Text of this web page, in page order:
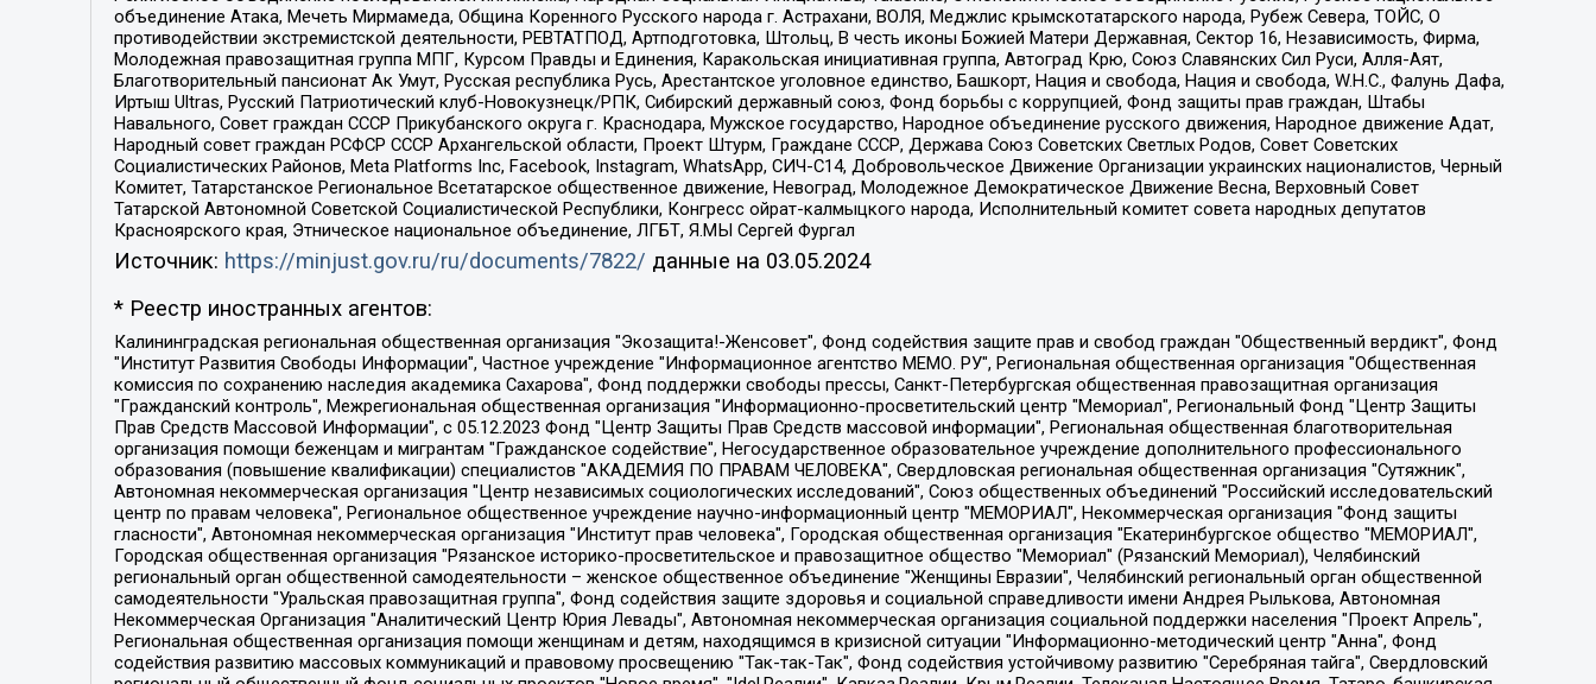
объединение Атака, Мечеть Мирмамеда, Община Коренного Русского народа г. Астрахани, ВОЛЯ, Меджлис крымскотатарского народа, Рубеж Севера, ТОЙС, О
противодействии экстремистской деятельности, РЕВТАТПОД, Артподготовка, Штольц, В честь иконы Божией Матери Державная, Сектор 16, Независимость, Фирма,
Молодежная правозащитная группа МПГ, Курсом Правды и Единения, Каракольская инициативная группа, Автоград Крю, Союз Славянских Сил Руси, Алля-Аят,
Благотворительный пансионат Ак Умут, Русская республика Русь, Арестантское уголовное единство, Башкорт, Нация и свобода, Нация и свобода, W.H.С., Фалунь Дафа,
Иртыш Ultras, Русский Патриотический клуб-Новокузнецк/РПК, Сибирский державный союз, Фонд борьбы с коррупцией, Фонд защиты прав граждан, Штабы
Навального, Совет граждан СССР Прикубанского округа г. Краснодара, Мужское государство, Народное объединение русского движения, Народное движение Адат,
Народный совет граждан РСФСР СССР Архангельской области, Проект Штурм, Граждане СССР, Держава Союз Советских Светлых Родов, Совет Советских
Социалистических Районов, Meta Platforms Inc, Facebook, Instagram, WhatsApp, СИЧ-С14, Добровольческое Движение Организации украинских националистов, Черный
Комитет, Татарстанское Региональное Всетатарское общественное движение, Невоград, Молодежное Демократическое Движение Весна, Верховный Совет
Татарской Автономной Советской Социалистической Республики, Конгресс ойрат-калмыцкого народа, Исполнительный комитет совета народных депутатов
Красноярского края, Этническое национальное объединение, ЛГБТ, Я.МЫ Сергей Фургал
Источник: https://minjust.gov.ru/ru/documents/7822/ данные на 03.05.2024
* Реестр иностранных агентов:
Калининградская региональная общественная организация "Экозащита!-Женсовет", Фонд содействия защите прав и свобод граждан "Общественный вердикт", Фонд "Институт Развития Свободы Информации", Частное учреждение "Информационное агентство МЕМО. РУ", Региональная общественная организация "Общественная комиссия по сохранению наследия академика Сахарова", Фонд поддержки свободы прессы, Санкт-Петербургская общественная правозащитная организация "Гражданский контроль", Межрегиональная общественная организация "Информационно-просветительский центр "Мемориал", Региональный Фонд "Центр Защиты Прав Средств Массовой Информации", с 05.12.2023 Фонд "Центр Защиты Прав Средств массовой информации", Региональная общественная благотворительная организация помощи беженцам и мигрантам "Гражданское содействие", Негосударственное образовательное учреждение дополнительного профессионального образования (повышение квалификации) специалистов "АКАДЕМИЯ ПО ПРАВАМ ЧЕЛОВЕКА", Свердловская региональная общественная организация "Сутяжник", Автономная некоммерческая организация "Центр независимых социологических исследований", Союз общественных объединений "Российский исследовательский центр по правам человека", Региональное общественное учреждение научно-информационный центр "МЕМОРИАЛ", Некоммерческая организация "Фонд защиты гласности", Автономная некоммерческая организация "Институт прав человека", Городская общественная организация "Екатеринбургское общество "МЕМОРИАЛ", Городская общественная организация "Рязанское историко-просветительское и правозащитное общество "Мемориал" (Рязанский Мемориал), Челябинский региональный орган общественной самодеятельности – женское общественное объединение "Женщины Евразии", Челябинский региональный орган общественной самодеятельности "Уральская правозащитная группа", Фонд содействия защите здоровья и социальной справедливости имени Андрея Рылькова, Автономная Некоммерческая Организация "Аналитический Центр Юрия Левады", Автономная некоммерческая организация социальной поддержки населения "Проект Апрель", Региональная общественная организация помощи женщинам и детям, находящимся в кризисной ситуации "Информационно-методический центр "Анна", Фонд содействия развитию массовых коммуникаций и правовому просвещению "Так-так-Так", Фонд содействия устойчивому развитию "Серебряная тайга", Свердловский региональный общественный фонд социальных проектов "Новое время", "Idel.Реалии", Кавказ.Реалии, Крым.Реалии, Телеканал Настоящее Время, Татаро-башкирская служба Радио Свобода (Azatliq Radiosi), Радио Свободная Европа/Радио Свобода (PCE/PC), "Сибирь.Реалии", "Фактограф", Благотворительный фонд помощи осужденным и их семьям, Автономная некоммерческая организация "Институт глобализации и социальных движений", Фонд "В защиту прав заключенных", Частное учреждение "Центр поддержки и содействия развитию средств массовой информации", Пензенский региональный общественный благотворительный фонд "Гражданский союз", "Север.Реалии", Некоммерческая организация Фонд "Правовая инициатива", Общество с ограниченной ответственностью "Радио Свободная Европа/Радио Свобода", Чешское информационное агентство "MEDIUM-ORIENT", Красноярская региональная общественная организация "Мы против СПИДа", Камалягин Денис Николаевич, Маркелов Сергей Евгеньевич, Пономарев Лев Александрович, Савицкая Людмила Алексеевна, Автономная некоммерческая организация "Центр по работе с проблемой насилия "НАСИЛИЮ.НЕТ", Межрегиональный профессиональный союз работников здравоохранения "Альянс врачей", Юридическое лицо, зарегистрированное в Латвийской Республике, SIA "Medusa Project" (регистрационный номер 40103797863, дата регистрации 10.06.2014), Некоммерческая организация "Фонд по борьбе с коррупцией", Автономная некоммерческая организация "Институт права и публичной политики", Баданин Роман Сергеевич, Гликин Максим Александрович, Железнова Мария Михайловна, Лукьянова Юлия Сергеевна, Маетная Елизавета Витальевна, Маняхин Петр Борисович, Чуракова Ольга Владимировна, Ярош Юлия Петровна, Юридическое лицо "The Insider SIA", зарегистрированное в Риге, Латвийская Республика (дата регистрации 26.06.2015), являющееся администратором доменного имени интернет-издания "The Insider SIA", https://theins.ru, Постернак Алексей Евгеньевич, Рубин Михаил Аркадьевич, Анин Роман Александрович, Юридическое лицо Istories fonds, зарегистрированное в Латвийской Республике (регистрационный номер 50008295751, дата регистрации 24.02.2020), Великовский Дмитрий Александрович, Долинина Ирина Николаевна, Мароховская Алеся Алексеевна, Шлейнов Роман Юрьевич, Шмагун Олеся Валентиновна, Общество с ограниченной ответственностью "Альтаир 2021", Общество с ограниченной ответственностью "Вега 2021", Общество с ограниченной ответственностью "Главный редактор 2021", Общество с ограниченной ответственностью "Ромашки монолит", Важенков Артем Валерьевич, Ивановская областная общественная организация "Центр гендерных исследований", Гурман Юрий Альбертович, Медиапроект "ОВД-Инфо", Егоров Владимир Владимирович, Жилинский Владимир Александрович, Общество с ограниченной ответственностью "ЗП", Иванова София Юрьевна, Карезина Инна Павловна, Кильтау Екатерина Викторовна, Петров Алексей Викторович, Пискунов Сергей Евгеньевич, Смирнов Сергей Сергеевич, Тихонов Михаил Сергеевич, Общество с ограниченной ответственностью "ЖУРНАЛИСТ-ИНОСТРАННЫЙ АГЕНТ", Арапова Галина Юрьевна, Вольтская Татьяна Анатольевна, Американская компания "Mason G.E.S. Anonymous Foundation" (США), являющаяся владельцем интернет-издания https://mnews.world/, Компания "Stichting Bellingcat", зарегистрированная в Нидерландах (дата регистрации 11.07.2018), Захаров Андрей Вячеславович, Клепиковская Екатерина Дмитриевна, Общество с ограниченной ответственностью "МЕМО", Перл Роман Александрович, Симонов Евгений Алексеевич, Соловьева Елена Анатольевна, Сотников Даниил Владимирович, Сурначева Елизавета Дмитриевна, Автономная некоммерческая организация по защите прав человека и информированию населения "Якутия – Наше Мнение", Общество с ограниченной ответственностью "Москоу диджитал медиа", с 26.01.2023 Общество с ограниченной ответственностью "Чайка Белые сады", Ветошкина Валерия Валерьевна, Заговора Максим Александрович, Межрегиональное общественное движение "Российская ЛГБТ - сеть", Оленичев Максим Владимирович, Павлов Иван Юрьевич, Скворцова Елена Сергеевна, Общество с ограниченной ответственностью "Как бы инагент", Кочетков Игорь Викторович, Общество с ограниченной ответственностью "Честные выборы", Еланчик Олег Александрович, Общество с ограниченной ответственностью "Нобелевский призыв", Гималова Регина Эмилевна, Григорьев Андрей Валерьевич, Григорьева Алина Александровна, Ассоциация по содействию защите прав призывников, альтернативнослужащих и военнослужащих "Правозащитная группа "Гражданин.Армия.Право", Хисамова Регина Фаритовна, Автономная некоммерческая организация по реализации социально-правовых программ "Лилит", Дальневосточное общественное движение "Маяк", Санкт-Петербургская ЛГБТ-инициативная группа "Выход", Инициативная группа ЛГБТ+ "Реверс", Алексеев Андрей Викторович, Бекбулатова Таисия Львовна, Беляев Иван Михайлович, Владыкина Елена Сергеевна, Гельман Марат Александрович, Никульшина Вероника Юрьевна, Толоконникова Надежда Андреевна, Шендерович Виктор Анатольевич, Общество с ограниченной ответственностью "Данное сообщение", Общество с ограниченной ответственностью Издательский дом "Новая глава", Айнбиндер Александра Александровна, Московский комьюнити-центр для ЛГБТ+инициатив, Благотворительный фонд развития филантропии, Deutsche Welle (Германия, Kurt-Schumacher-Strasse 3, 53113 Bonn), Борзунова Мария Михайловна, Воробьев Виктор Викторович, Голубева Анна Львовна, Константинова Алла Михайловна, Малкова Ирина Владимировна, Мурадов Мурад Абдулгалимович, Осетинская Елизавета Николаевна, Понасенков Евгений Николаевич, Ганапольский Матвей Юрьевич, Киселев Евгений Алексеевич, Борухович Ирина Григорьевна, Дремин Иван Тимофеевич, Дубровский Дмитрий Викторович, Красноярская региональная общественная организация поддержки и развития альтернативных образовательных технологий и межкультурных коммуникаций "ИНТЕРРА", Маяковская Екатерина Алексеевна, Фейгин Марк Захарович, Филимонов Андрей Викторович, Дзугкоева Регина Николаевна, Доброхотов Роман Александрович, Дудь Юрий Александрович, Елкин Сергей Владимирович, Кругликов Кирилл Игоревич, Сабунаева Мария Леонидовна, Семенов Алексей Владимирович, Шаинян Карен Багратович, Шульман Екатерина Михайловна, Асафьев Артур Валерьевич, Вахштайн Виктор Семенович, Венедиктов Алексей Алексеевич, Лушникова Екатерина Евгеньевна, Волков Леонид Михайлович, Невзоров Александр Глебович, Пархоменко Сергей Борисович, Сироткин Ярослав Николаевич, Кара-Мурза Владимир Владимирович, Баранова Наталья Владимировна, Гозман Леонид Яковлевич, Кагарлицкий Борис Юльевич, Климарев Михаил Валерьевич, Милов Владимир Станиславович, Автономная некоммерческая организация Краснодарский центр современного искусства "Типография", Моргенштерн Алишер Тагирович, Соболь Любовь Эдуардовна, Общество с ограниченной ответственностью "ЛИЗА НОРМ", Каспаров Гарри Кимович, Ходорковский Михаил Борисович, Общество с ограниченной ответственностью "Апрельские тезисы", Данилович Ирина Брониславовна, Кашин Олег Владимирович, Петров Николай Владимирович, Пивоваров Алексей Владимирович, Соколов Михаил Владимирович, Цветкова Юлия Владимировна, Чичваркин Евгений Александрович, Комитет против пыток/Команда против пыток, Общество с ограниченной ответственностью "Первый научный", Общество с ограниченной ответственностью "Вертолет и ко", Белоцерковская Вероника Борисовна, Кац Максим Евгеньевич, Лазарева Татьяна Юрьевна, Шаведдинов Руслан Табризович, Яшин Илья Валерьевич, Общество с ограниченной ответственностью "Иноагент ААВ", Алешковский Дмитрий Петрович, Альбац Евгения Марковна, Быков Дмитрий Львович, Галямина Юлия Евгеньевна, Лойко Сергей Леонидович, Мартынов Кирилл Константинович, Медведев Сергей Александрович, Крашенинников Федор Геннадиевич, Гордеева Катерина Вл